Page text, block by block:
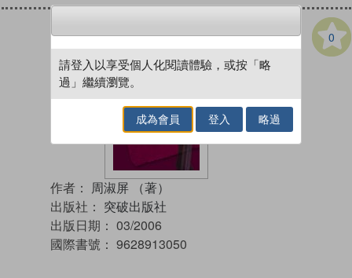
0
作者： 周淑屏 （著）
出版社： 突破出版社
出版日期： 03/2006
國際書號： 9628913050
請登入以享受個人化閱讀體驗，或按「略
過」繼續瀏覽。
成為會員 登入 略過